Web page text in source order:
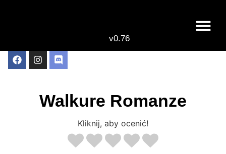
v0.76
Walkure Romanze
Kliknij, aby ocenić!